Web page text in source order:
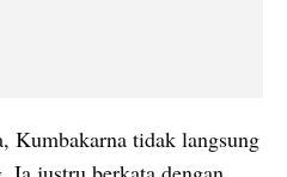
Kumbakarna tidak langsung